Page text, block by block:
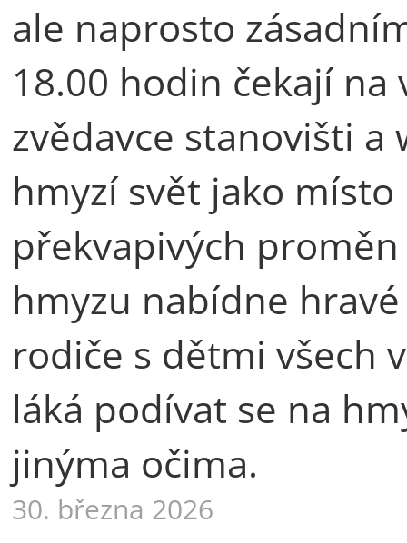
ale naprosto
18.00 hodin čekají na
zvědavce stanovišti
hmyzí svět jako
překvapivých
hmyzu nabídne
rodiče s dětmi všech
láká podívat se na
jinýma očima.
30. března 2026